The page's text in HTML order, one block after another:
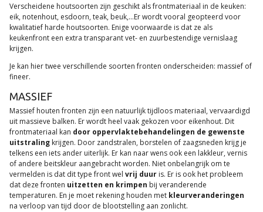
Verscheidene houtsoorten zijn geschikt als frontmateriaal in de keuken:
eik, notenhout, esdoorn, teak, beuk,...Er wordt vooral geopteerd voor
kwalitatief harde houtsoorten. Enige voorwaarde is dat ze als
keukenfront een extra transparant vet- en zuurbestendige vernislaag
krijgen.
Je kan hier twee verschillende soorten fronten onderscheiden: massief of
fineer.
MASSIEF
Massief houten fronten zijn een natuurlijk tijdloos materiaal, vervaardigd
uit massieve balken. Er wordt heel vaak gekozen voor eikenhout. Dit
frontmateriaal kan door oppervlaktebehandelingen de gewenste
uitstraling krijgen. Door zandstralen, borstelen of zaagsneden krijg je
telkens een iets ander uiterlijk. Er kan naar wens ook een lakkleur, vernis
of andere beitskleur aangebracht worden. Niet onbelangrijk om te
vermelden is dat dit type front wel vrij duur is. Er is ook het probleem
dat deze fronten uitzetten en krimpen bij veranderende
temperaturen. En je moet rekening houden met kleurveranderingen
na verloop van tijd door de blootstelling aan zonlicht.